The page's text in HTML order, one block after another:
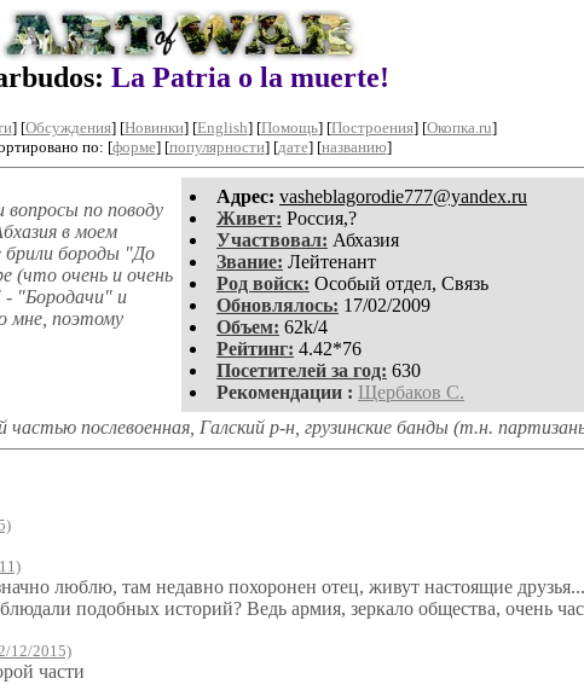
La Patria o la muerte!
] [Обсуждения] [Новинки] [English] [Помощь] [Построения] [Окопка.ru]
по: [форме] [популярности] [дате] [названию]
Aдpeс: vasheblagorodie777@yandex.ru
Живет: Россия,?
Участвовал: Абхазия
Звание: Лейтенант
Род войск: Особый отдел, Связь
Обновлялось: 17/02/2009
Объем: 62k/4
Рейтинг: 4.42*76
Посетителей за год: 630
Рекомендации : Щербаков С.
по поводу
в моем
бороды "До
(что очень и очень
- "Бородачи" и
мне, поэтому
послевоенная, Галский р-н, грузинские банды (т.н.
люблю, там недавно похоронен отец, живут настоящие друзья...
подобных историй? Ведь армия, зеркало общества, очень
12/2015)
части